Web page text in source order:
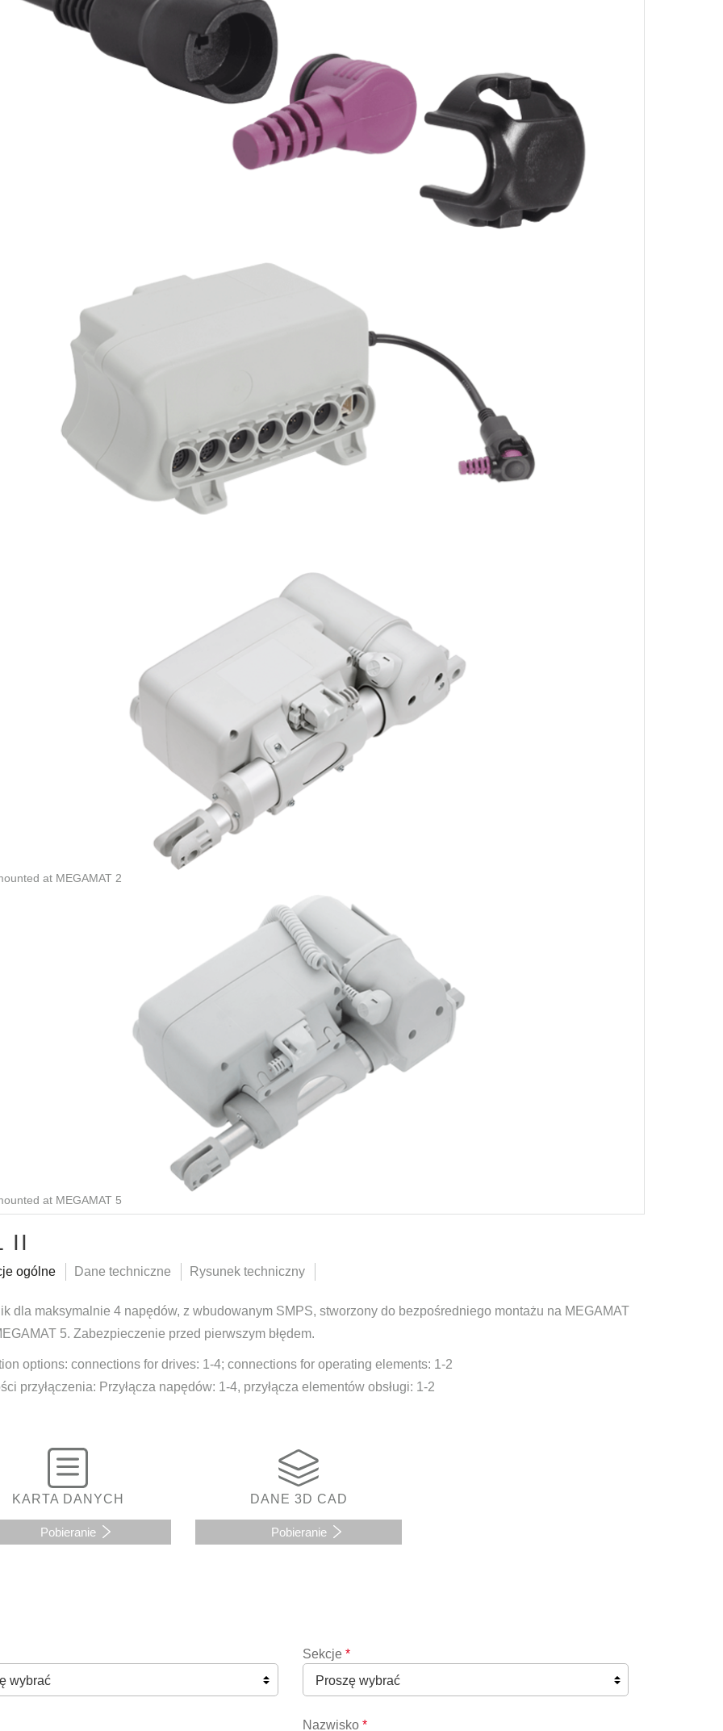
at MEGAMAT 2
at MEGAMAT 5
II
ogólne Dane techniczne Rysunek techniczny
dla maksymalnie 4 napędów, z wbudowanym SMPS, stworzony do bezpośredniego montażu na MEGAMAT
5. Zabezpieczenie przed pierwszym błędem.
options: connections for drives: 1-4; connections for operating elements: 1-2
przyłączenia: Przyłącza napędów: 1-4, przyłącza elementów obsługi: 1-2
KARTA DANYCH
Pobieranie
DANE 3D CAD
Pobieranie
Sekcje *
Nazwisko *